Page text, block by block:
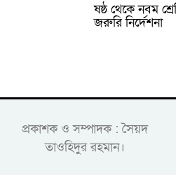
ষষ্ঠ থেকে নবম
জরুরি নির্দেশনা
প্রকাশক ও সম্পাদক : সৈয়দ
তাওহিদুর রহমান।